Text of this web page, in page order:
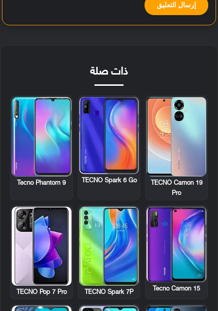
ذات صلة
TECNO Camon 19
Pro
TECNO Spark 6 Go
Tecno Phantom 9
Tecno Camon 15
TECNO Spark 7P
TECNO Pop 7 Pro